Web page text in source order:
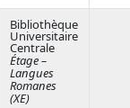
Bibliothèque
Universitaire
Centrale
Étage –
Langues
Romanes
(XE)